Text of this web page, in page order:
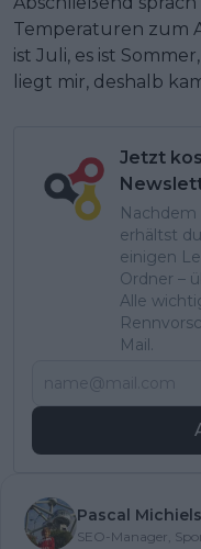
Temperaturen zum
ist Juli, es ist
liegt mir, deshalb
Jetzt
Nachdem
erhältst
einigen
Ordner –
Alle
Mail.
Pascal Michiels
SEO-Manager,